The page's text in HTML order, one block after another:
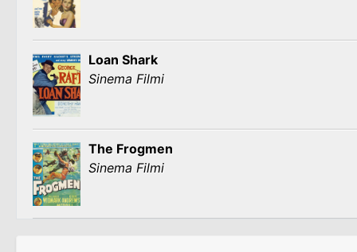
Loan Shark
Sinema Filmi
The Frogmen
Sinema Filmi